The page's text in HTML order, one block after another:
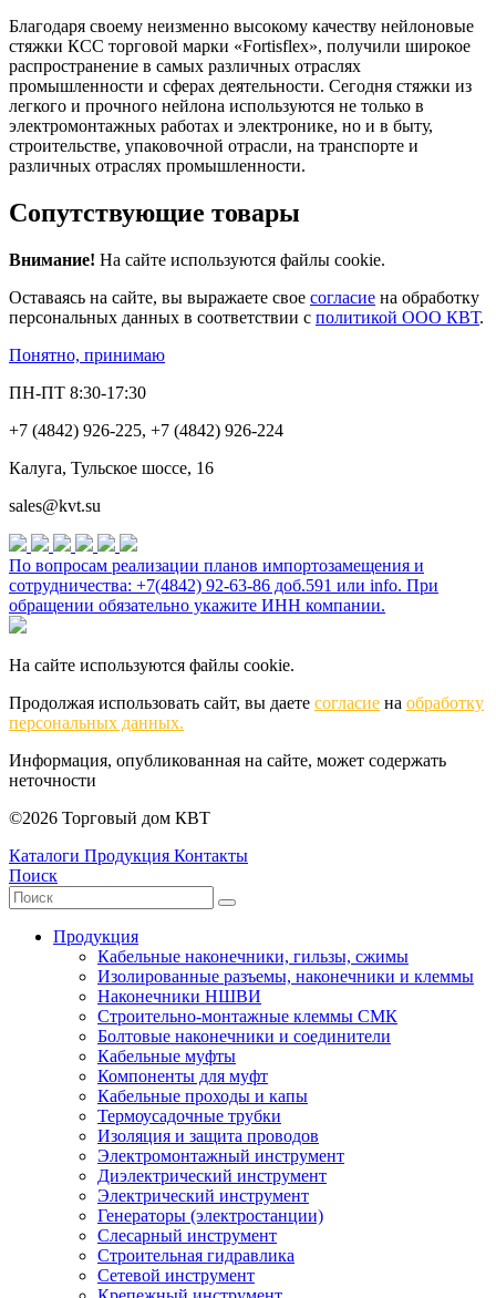
Благодаря своему неизменно высокому качеству нейлоновые
стяжки КСС торговой марки «Fortisflex», получили широкое
распространение в самых различных отраслях
промышленности и сферах деятельности. Сегодня стяжки из
легкого и прочного нейлона используются не только в
электромонтажных работах и электронике, но и в быту,
строительстве, упаковочной отрасли, на транспорте и
различных отраслях промышленности.
Сопутствующие товары
Внимание! На сайте используются файлы cookie.
Оставаясь на сайте, вы выражаете свое согласие на обработку
персональных данных в соответствии с политикой ООО КВТ.
Понятно, принимаю
ПН-ПТ 8:30-17:30
+7 (4842) 926-225, +7 (4842) 926-224
Калуга, Тульское шоссе, 16
sales@kvt.su
По вопросам реализации планов импортозамещения и
сотрудничества: +7(4842) 92-63-86 доб.591 или info. При
обращении обязательно укажите ИНН компании.
На сайте используются файлы cookie.
Продолжая использовать сайт, вы даете согласие на обработку
персональных данных.
Информация, опубликованная на сайте, может содержать
неточности
©2026 Торговый дом КВТ
Каталоги Продукция Контакты
Поиск
Продукция
Кабельные наконечники, гильзы, сжимы
Изолированные разъемы, наконечники и клеммы
Наконечники НШВИ
Строительно-монтажные клеммы СМК
Болтовые наконечники и соединители
Кабельные муфты
Компоненты для муфт
Кабельные проходы и капы
Термоусадочные трубки
Изоляция и защита проводов
Электромонтажный инструмент
Диэлектрический инструмент
Электрический инструмент
Генераторы (электростанции)
Слесарный инструмент
Строительная гидравлика
Сетевой инструмент